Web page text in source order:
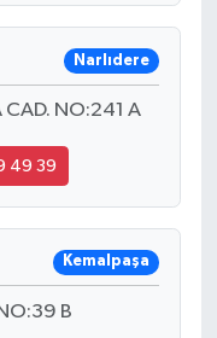
Narlıdere
CAD. NO:241 A
49 39
Kemalpaşa
B